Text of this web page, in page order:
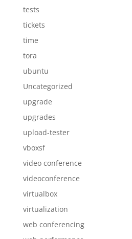
tests
tickets
time
tora
ubuntu
Uncategorized
upgrade
upgrades
upload-tester
vboxsf
video conference
videoconference
virtualbox
virtualization
web conferencing